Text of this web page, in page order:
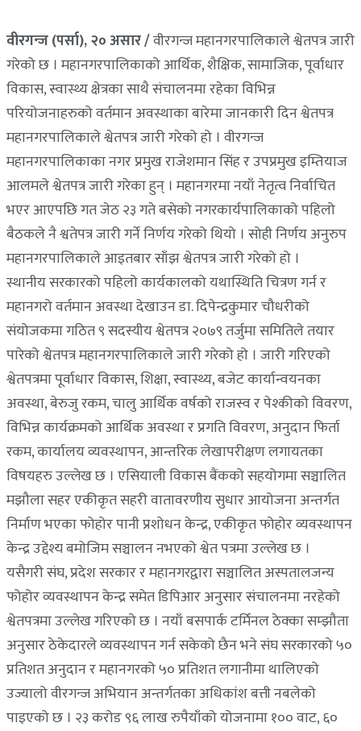
वीरगन्ज (पर्सा), २० असार /वीरगन्ज महानगरपालिकाले श्वेतपत्र जारी
गरेको छ । महानगरपालिकाको आर्थिक, शैक्षिक, सामाजिक, पूर्वाधार
विकास, स्वास्थ्य क्षेत्रका साथै संचालनमा रहेका विभिन्न
परियोजनाहरुको वर्तमान अवस्थाका बारेमा जानकारी दिन श्वेतपत्र
महानगरपालिकाले श्वेतपत्र जारी गरेको हो । वीरगन्ज
महानगरपालिकाका नगर प्रमुख राजेशमान सिंह र उपप्रमुख इम्तियाज
आलमले श्वेतपत्र जारी गरेका हुन् । महानगरमा नयाँ नेतृत्व निर्वाचित
भएर आएपछि गत जेठ २३ गते बसेको नगरकार्यपालिकाको पहिलो
बैठकले नै श्वतेपत्र जारी गर्ने निर्णय गरेको थियो । सोही निर्णय अनुरुप
महानगरपालिकाले आइतबार साँझ श्वेतपत्र जारी गरेको हो ।
स्थानीय सरकारको पहिलो कार्यकालको यथास्थिति चित्रण गर्न र
महानगरो वर्तमान अवस्था देखाउन डा. दिपेन्द्रकुमार चौधरीको
संयोजकमा गठित ९ सदस्यीय श्वेतपत्र २०७९ तर्जुमा समितिले तयार
पारेको श्वेतपत्र महानगरपालिकाले जारी गरेको हो । जारी गरिएको
श्वेतपत्रमा पूर्वाधार विकास, शिक्षा, स्वास्थ्य, बजेट कार्यान्वयनका
अवस्था, बेरुजु रकम, चालु आर्थिक वर्षको राजस्व र पेश्कीको विवरण,
विभिन्न कार्यक्रमको आर्थिक अवस्था र प्रगति विवरण, अनुदान फिर्ता
रकम, कार्यालय व्यवस्थापन, आन्तरिक लेखापरीक्षण लगायतका
विषयहरु उल्लेख छ । एसियाली विकास बैंकको सहयोगमा सञ्चालित
मझौला सहर एकीकृत सहरी वातावरणीय सुधार आयोजना अन्तर्गत
निर्माण भएका फोहोर पानी प्रशोधन केन्द्र, एकीकृत फोहोर व्यवस्थापन
केन्द्र उद्देश्य बमोजिम सञ्चालन नभएको श्वेत पत्रमा उल्लेख छ ।
यसैगरी संघ, प्रदेश सरकार र महानगरद्वारा सञ्चालित अस्पतालजन्य
फोहोर व्यवस्थापन केन्द्र समेत डिपिआर अनुसार संचालनमा नरहेको
श्वेतपत्रमा उल्लेख गरिएको छ । नयाँ बसपार्क टर्मिनल ठेक्का सम्झौता
अनुसार ठेकेदारले व्यवस्थापन गर्न सकेको छैन भने संघ सरकारको ५०
प्रतिशत अनुदान र महानगरको ५० प्रतिशत लगानीमा थालिएको
उज्यालो वीरगन्ज अभियान अन्तर्गतका अधिकांश बत्ती नबलेको
पाइएको छ । २३ करोड ९६ लाख रुपैयाँको योजनामा १०० वाट, ६०